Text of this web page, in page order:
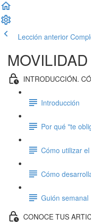
Lección anterior
INTRODUCCIÓN.
Introducción
Por qué "te
Cómo utilizar
Cómo
Guión semanal
CONOCE TUS